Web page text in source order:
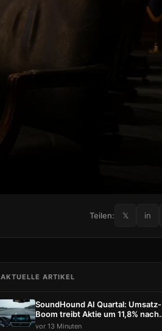
Teilen: 𝕏 in
AKTUELLE ARTIKEL
SoundHound AI Quartal: Umsatz-
Boom treibt Aktie um 11,8% nach
oben
vor 13 Minuten